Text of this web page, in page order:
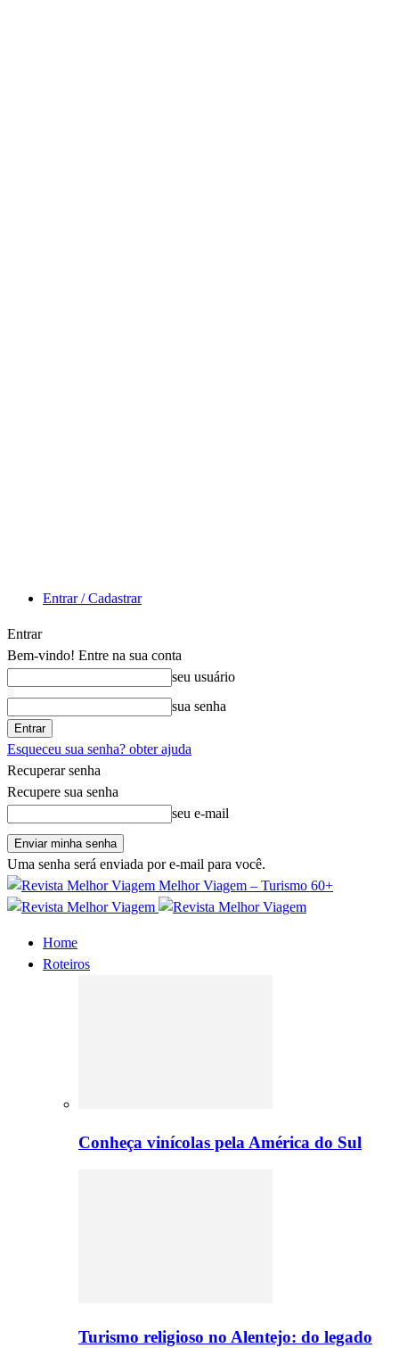
Entrar / Cadastrar
Entrar
Bem-vindo! Entre na sua conta
seu usuário
sua senha
Esqueceu sua senha? obter ajuda
Recuperar senha
Recupere sua senha
seu e-mail
Uma senha será enviada por e-mail para você.
Melhor Viagem – Turismo 60+
Home
Roteiros
Conheça vinícolas pela América do Sul
Turismo religioso no Alentejo: do legado